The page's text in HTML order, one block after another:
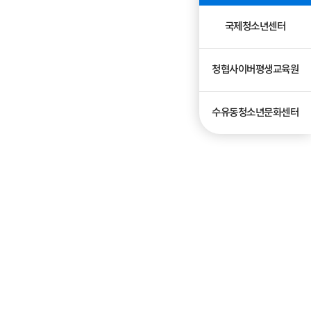
국제청소년센터
청협사이버평생교육원
수유동청소년문화센터